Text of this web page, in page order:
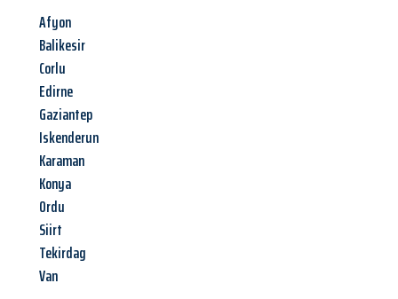
Afyon
Balikesir
Corlu
Edirne
Gaziantep
Iskenderun
Karaman
Konya
Ordu
Siirt
Tekirdag
Van